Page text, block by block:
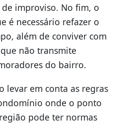
de improviso. No fim, o
é necessário refazer o
além de conviver com
não transmite
do bairro.
levar em conta as regras
onde o ponto
pode ter normas